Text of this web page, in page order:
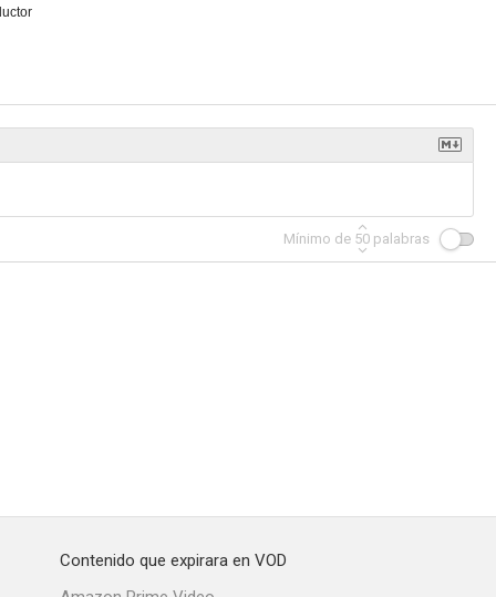
Mínimo de 50 palabras
Contenido que expirara en VOD